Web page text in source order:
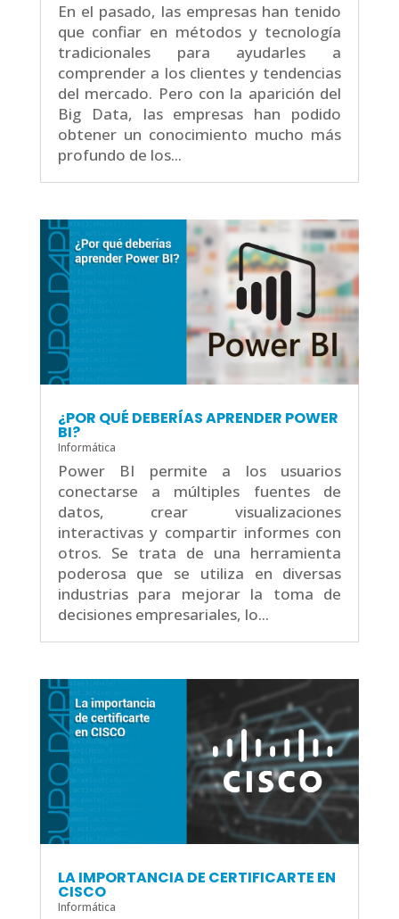
En el pasado, las empresas han tenido
que confiar en métodos y tecnología
tradicionales para ayudarles a
comprender a los clientes y tendencias
del mercado. Pero con la aparición del
Big Data, las empresas han podido
obtener un conocimiento mucho más
profundo de los...
¿POR QUÉ DEBERÍAS APRENDER POWER
BI?
Informática
Power BI permite a los usuarios
conectarse a múltiples fuentes de
datos, crear visualizaciones
interactivas y compartir informes con
otros. Se trata de una herramienta
poderosa que se utiliza en diversas
industrias para mejorar la toma de
decisiones empresariales, lo...
LA IMPORTANCIA DE CERTIFICARTE EN
CISCO
Informática